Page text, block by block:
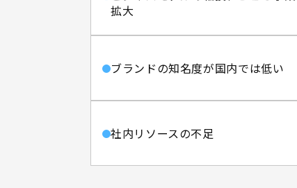
拡大
ブランドの知名度が国内では低い
社内リソースの不足